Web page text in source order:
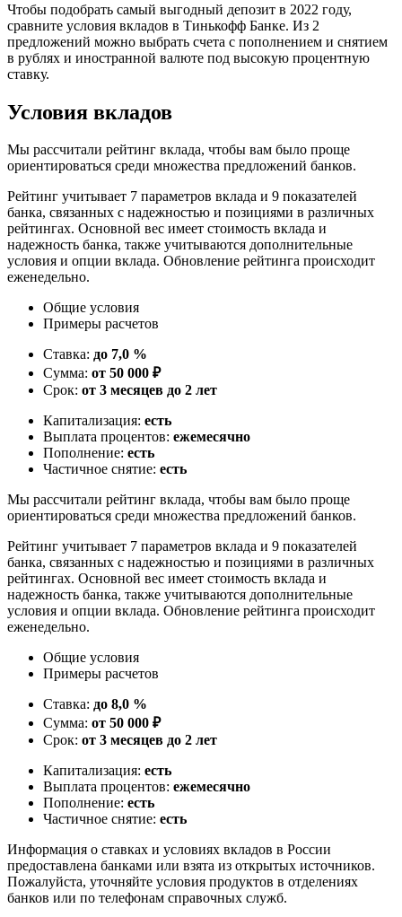
Чтобы подобрать самый выгодный депозит в 2022 году,
сравните условия вкладов в Тинькофф Банке. Из 2
предложений можно выбрать счета с пополнением и снятием
в рублях и иностранной валюте под высокую процентную
ставку.
Условия вкладов
Мы рассчитали рейтинг вклада, чтобы вам было проще
ориентироваться среди множества предложений банков.
Рейтинг учитывает 7 параметров вклада и 9 показателей
банка, связанных с надежностью и позициями в различных
рейтингах. Основной вес имеет стоимость вклада и
надежность банка, также учитываются дополнительные
условия и опции вклада. Обновление рейтинга происходит
еженедельно.
Общие условия
Примеры расчетов
Ставка: до 7,0 %
Сумма: от 50 000 ₽
Срок: от 3 месяцев до 2 лет
Капитализация: есть
Выплата процентов: ежемесячно
Пополнение: есть
Частичное снятие: есть
Мы рассчитали рейтинг вклада, чтобы вам было проще
ориентироваться среди множества предложений банков.
Рейтинг учитывает 7 параметров вклада и 9 показателей
банка, связанных с надежностью и позициями в различных
рейтингах. Основной вес имеет стоимость вклада и
надежность банка, также учитываются дополнительные
условия и опции вклада. Обновление рейтинга происходит
еженедельно.
Общие условия
Примеры расчетов
Ставка: до 8,0 %
Сумма: от 50 000 ₽
Срок: от 3 месяцев до 2 лет
Капитализация: есть
Выплата процентов: ежемесячно
Пополнение: есть
Частичное снятие: есть
Информация о ставках и условиях вкладов в России
предоставлена банками или взята из открытых источников.
Пожалуйста, уточняйте условия продуктов в отделениях
банков или по телефонам справочных служб.